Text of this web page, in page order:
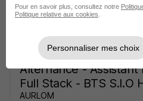
Alternance -
Full Stack - BTS S.I.O
AURLOM
Pour en savoir plus, consultez notre
Politique relative aux cookies
Personnaliser mes choix